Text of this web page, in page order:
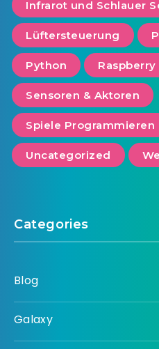
Infrarot und Schlauer
Lüftersteuerung
Python Raspberry
Sensoren & Aktoren
Spiele Programmieren
Uncategorized
Categories
Blog
Galaxy